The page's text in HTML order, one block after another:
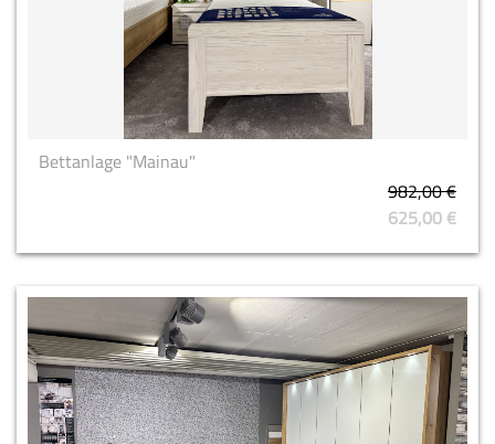
Bettanlage "Mainau"
982,00 €
625,00 €